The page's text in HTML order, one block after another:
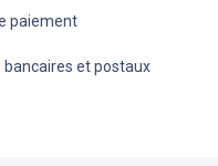
paiement
bancaires et postaux